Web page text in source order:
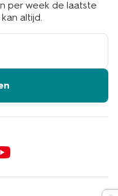
per week de laatste
altijd.